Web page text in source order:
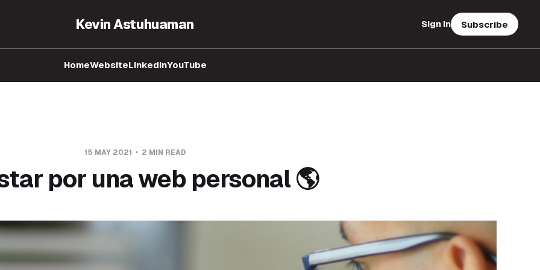
Kevin Astuhuaman
HomeWebsiteLinkedInYouTube
Sign in Subscribe
15 MAY 2021 2 MIN READ
por una web personal 🌎